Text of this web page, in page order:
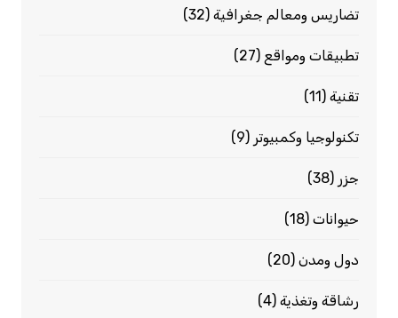
تضاريس ومعالم جغرافية(32)
تطبيقات ومواقع (27)
تقنية(11)
تكنولوجيا وكمبيوتر (9)
جزر (38)
حيوانات(18)
دول ومدن(20)
رشاقة وتغذية(4)